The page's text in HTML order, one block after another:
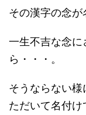
その漢字の念が
一生不吉な念
ら・・・。
そうならない
ただいて名付け